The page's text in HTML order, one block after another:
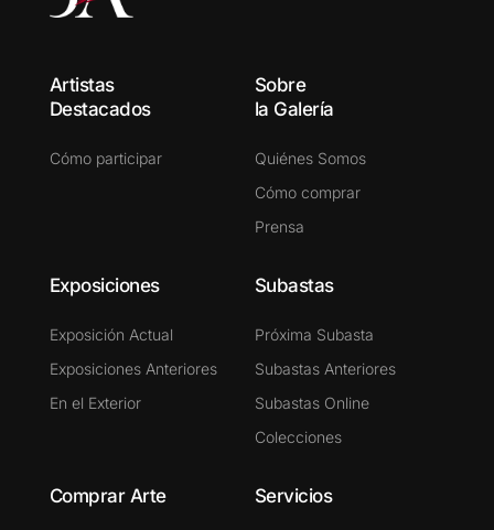
Artistas
Destacados
Cómo participar
Sobre
la Galería
Quiénes Somos
Cómo comprar
Prensa
Exposiciones
Exposición Actual
Exposiciones Anteriores
En el Exterior
Subastas
Próxima Subasta
Subastas Anteriores
Subastas Online
Colecciones
Comprar Arte Servicios